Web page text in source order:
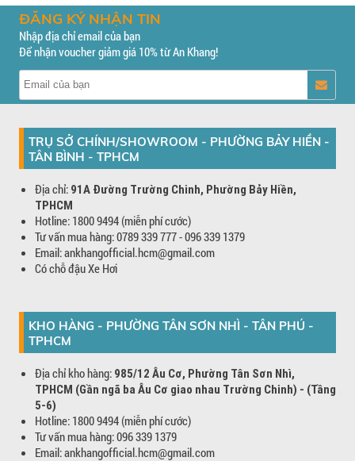
ĐĂNG KÝ NHẬN TIN
Nhập địa chỉ email của bạn
Để nhận voucher giảm giá 10% từ An Khang!
TRỤ SỞ CHÍNH/SHOWROOM - PHƯỜNG BẢY HIỀN -
TÂN BÌNH - TPHCM
Địa chỉ: 91A Đường Trường Chinh, Phường Bảy Hiền,
TPHCM
Hotline: 1800 9494 (miễn phí cước)
Tư vấn mua hàng: 0789 339 777 - 096 339 1379
Email: ankhangofficial.hcm@gmail.com
Có chỗ đậu Xe Hơi
KHO HÀNG - PHƯỜNG TÂN SƠN NHÌ - TÂN PHÚ -
TPHCM
Địa chỉ kho hàng: 985/12 Âu Cơ, Phường Tân Sơn Nhì,
TPHCM (Gần ngã ba Âu Cơ giao nhau Trường Chinh) - (Tầng
5-6)
Hotline: 1800 9494 (miễn phí cước)
Tư vấn mua hàng: 096 339 1379
Email: ankhangofficial.hcm@gmail.com